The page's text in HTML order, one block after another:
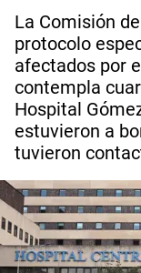
La Comisión
protocolo
afectados por
contempla
Hospital
estuvieron a
tuvieron